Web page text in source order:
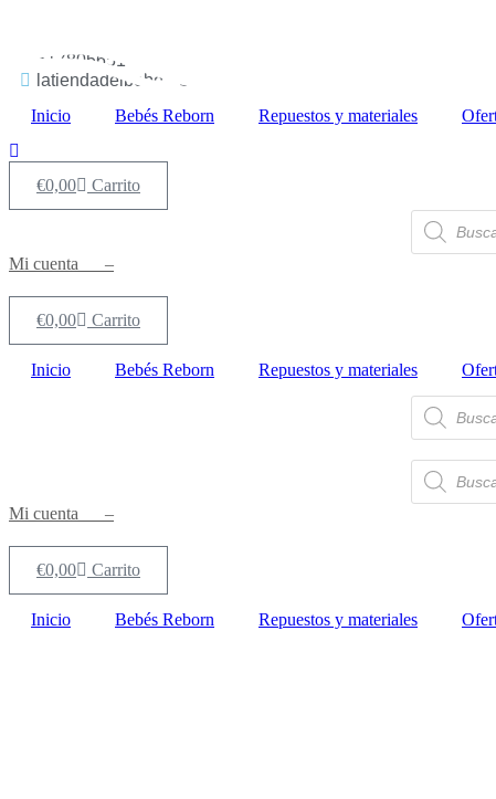
contenido
617805651
latiendadelbebereborn@hotmail.com
Inicio
Bebés Reborn Repuestos y materiales
€0,00
Carrito
Búsqueda
de
productos
Mi cuenta –
€0,00 Carrito
Inicio Bebés Reborn Repuestos y materiales
Búsqueda
de
productos
Búsqueda
de
productos
Mi cuenta –
€0,00 Carrito
Inicio Bebés Reborn Repuestos y materiales